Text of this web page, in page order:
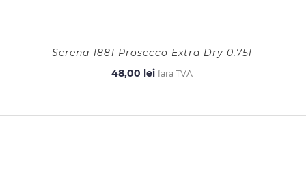
Serena 1881 Prosecco Extra Dry 0.75l
48,00 lei fara TVA